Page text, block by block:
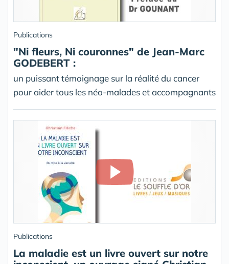
Publications
"Ni fleurs, Ni couronnes" de Jean-Marc
GODEBERT :
un puissant témoignage sur la réalité du cancer
pour aider tous les néo-malades et accompagnants
Publications
La maladie est un livre ouvert sur notre